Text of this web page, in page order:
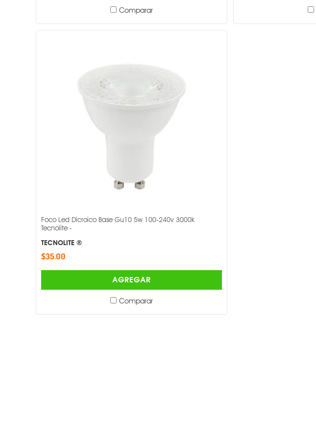
Comparar
Foco Led Dicroico Base Gu10 5w 100-240v 3000k
Tecnolite -
TECNOLITE ®
$35.00
AGREGAR
Comparar